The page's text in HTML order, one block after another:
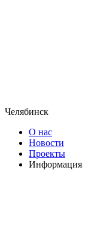
Челябинск
О нас
Новости
Проекты
Информация